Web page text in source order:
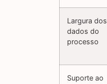
Largura dos
dados do
processo
Suporte ao